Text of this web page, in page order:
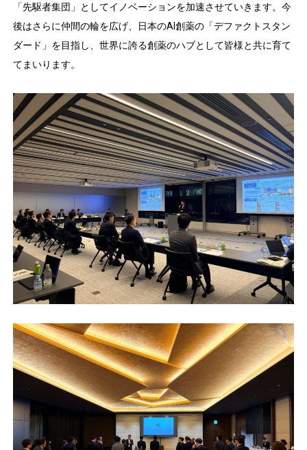
「先駆者集団」としてイノベーションを加速させていきます。今
後はさらに仲間の輪を広げ、日本のAI創薬の「デファクトスタン
ダード」を目指し、世界に誇る創薬のハブとして皆様と共に育て
てまいります。